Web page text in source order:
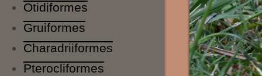
Otidiformes
Gruiformes
Charadriiformes
Pterocliformes